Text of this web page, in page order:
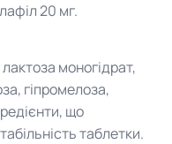
20 мг.
лактоза моногідрат,
гіпромелоза,
що
таблетки.